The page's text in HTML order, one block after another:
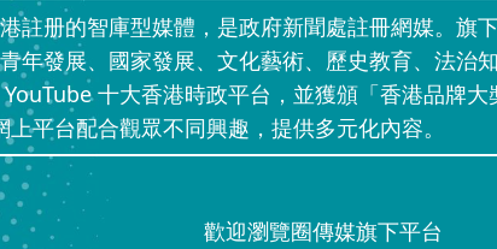
註册的智庫型媒體，是政府新聞處註冊網媒。旗
年發展、國家發展、文化藝術、歷史教育、法治
十大香港時政平台，並獲頒「香港品牌大
平台配合觀眾不同興趣，提供多元化內容。
歡迎瀏覽圈傳媒旗下平台